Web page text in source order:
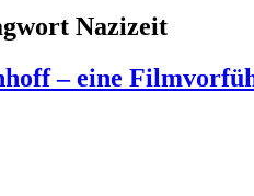
Nazizeit
– eine